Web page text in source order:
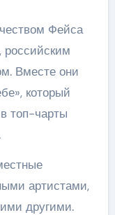
Фейса
российским
Вместе они
который
топ-чарты
артистами,
другими.